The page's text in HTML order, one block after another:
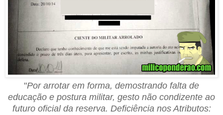
"Por arrotar em forma, demostrando falta de
educação e postura militar, gesto não condizente ao
futuro oficial da reserva. Deficiência nos Atributos: